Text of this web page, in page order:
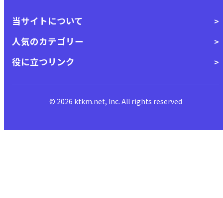
当サイトについて
人気のカテゴリー
役に立つリンク
© 2026 ktkm.net, Inc. All rights reserved